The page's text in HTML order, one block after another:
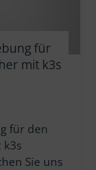
für
mit k3s
für den
k3s
Sie uns